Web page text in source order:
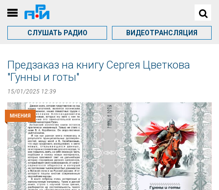
СЛУШАТЬ РАДИО ВИДЕОТРАНСЛЯЦИЯ
Предзаказ на книгу Сергея Цветкова
"Гунны и готы"
15/01/2025 12:39
МНЕНИЯ